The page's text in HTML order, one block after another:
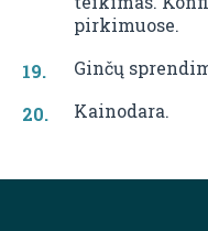
pirkimuose.
Ginčų
Kainodara.